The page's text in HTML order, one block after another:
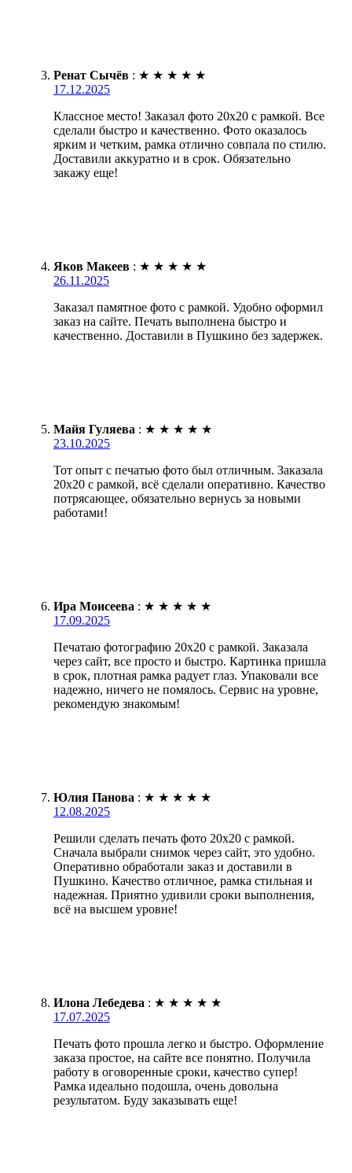
Ренат Сычёв : ★ ★ ★ ★ ★
17.12.2025
Классное место! Заказал фото 20х20 с рамкой. Все
сделали быстро и качественно. Фото оказалось
ярким и четким, рамка отлично совпала по стилю.
Доставили аккуратно и в срок. Обязательно
закажу еще!
Яков Макеев : ★ ★ ★ ★ ★
26.11.2025
Заказал памятное фото с рамкой. Удобно оформил
заказ на сайте. Печать выполнена быстро и
качественно. Доставили в Пушкино без задержек.
Майя Гуляева : ★ ★ ★ ★ ★
23.10.2025
Тот опыт с печатью фото был отличным. Заказала
20х20 с рамкой, всё сделали оперативно. Качество
потрясающее, обязательно вернусь за новыми
работами!
Ира Моисеева : ★ ★ ★ ★ ★
17.09.2025
Печатаю фотографию 20х20 с рамкой. Заказала
через сайт, все просто и быстро. Картинка пришла
в срок, плотная рамка радует глаз. Упаковали все
надежно, ничего не помялось. Сервис на уровне,
рекомендую знакомым!
Юлия Панова : ★ ★ ★ ★ ★
12.08.2025
Решили сделать печать фото 20х20 с рамкой.
Сначала выбрали снимок через сайт, это удобно.
Оперативно обработали заказ и доставили в
Пушкино. Качество отличное, рамка стильная и
надежная. Приятно удивили сроки выполнения,
всё на высшем уровне!
Илона Лебедева : ★ ★ ★ ★ ★
17.07.2025
Печать фото прошла легко и быстро. Оформление
заказа простое, на сайте все понятно. Получила
работу в оговоренные сроки, качество супер!
Рамка идеально подошла, очень довольна
результатом. Буду заказывать еще!